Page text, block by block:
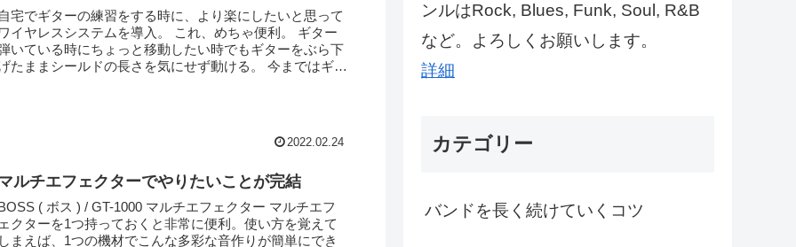
宅でギターの練習をする時に、より楽にしたいと思って
イヤレスシステムを導入。 これ、めちゃ便利。 ギター
いている時にちょっと移動したい時でもギターをぶら下
たままシールドの長さを気にせず動ける。 今まではギタ
2022.02.24
ルチエフェクターでやりたいことが完結
( ボス ) / GT-1000 マルチエフェクター マルチエフ
クターを1つ持っておくと非常に便利。使い方を覚えて
まえば、1つの機材でこんな多彩な音作りが簡単にでき
ンルはRock, Blues, Funk, Soul, R&B
など。よろしくお願いします。
詳細
カテゴリー
バンドを長く続けていくコツ